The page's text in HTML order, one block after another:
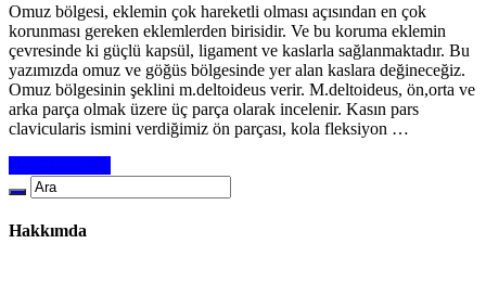
Omuz bölgesi, eklemin çok hareketli olması açısından en çok
korunması gereken eklemlerden birisidir. Ve bu koruma eklemin
çevresinde ki güçlü kapsül, ligament ve kaslarla sağlanmaktadır. Bu
yazımızda omuz ve göğüs bölgesinde yer alan kaslara değineceğiz.
Omuz bölgesinin şeklini m.deltoideus verir. M.deltoideus, ön,orta ve
arka parça olmak üzere üç parça olarak incelenir. Kasın pars
clavicularis ismini verdiğimiz ön parçası, kola fleksiyon …
Hakkımda